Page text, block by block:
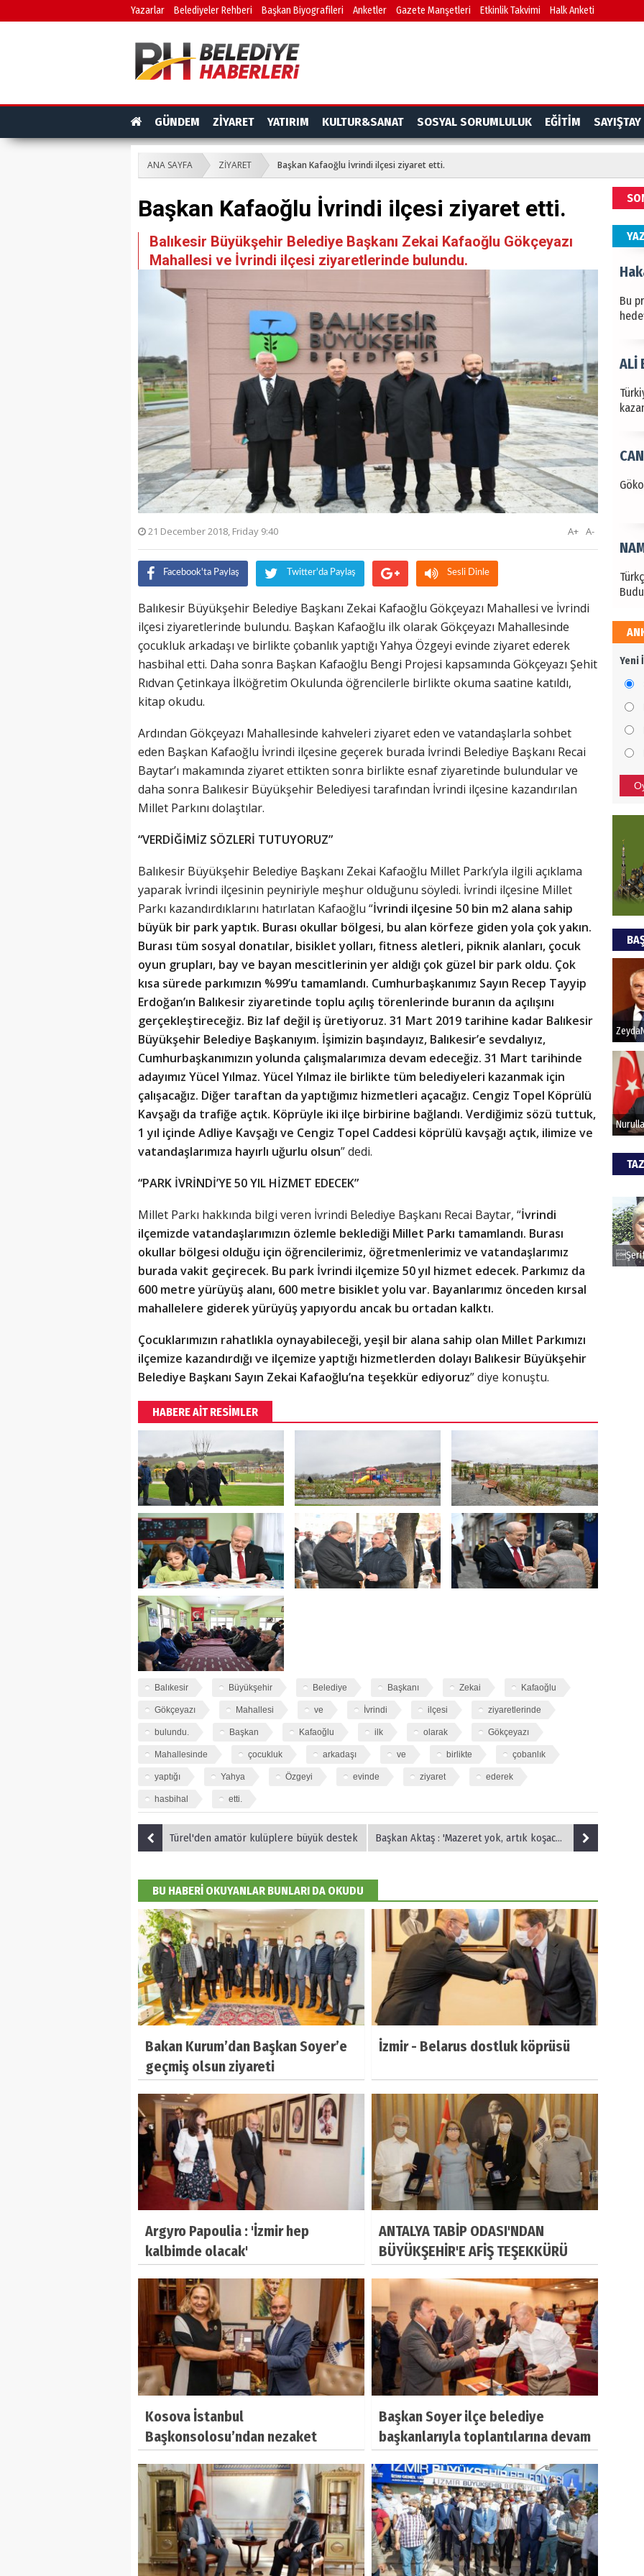
Yazarlar Belediyeler Rehberi Başkan Biyografileri Anketler Gazete Manşetleri Etkinlik Takvimi Halk Anketi
GÜNDEM ZİYARET YATIRIM KULTUR&SANAT SOSYAL SORUMLULUK EĞİTİM SAYIŞTAY
ANA SAYFA ZİYARET Başkan Kafaoğlu İvrindi ilçesi ziyaret etti.
Başkan Kafaoğlu İvrindi ilçesi ziyaret etti.
Balıkesir Büyükşehir Belediye Başkanı Zekai Kafaoğlu Gökçeyazı
Mahallesi ve İvrindi ilçesi ziyaretlerinde bulundu.
21 December 2018, Friday 9:40 A-
A+
Facebook'ta Paylaş Twitter'da Paylaş Sesli Dinle
Balıkesir Büyükşehir Belediye Başkanı Zekai Kafaoğlu Gökçeyazı Mahallesi ve İvrindi
ilçesi ziyaretlerinde bulundu. Başkan Kafaoğlu ilk olarak Gökçeyazı Mahallesinde
çocukluk arkadaşı ve birlikte çobanlık yaptığı Yahya Özgeyi evinde ziyaret ederek
hasbihal etti. Daha sonra Başkan Kafaoğlu Bengi Projesi kapsamında Gökçeyazı Şehit
Rıdvan Çetinkaya İlköğretim Okulunda öğrencilerle birlikte okuma saatine katıldı,
kitap okudu.
Ardından Gökçeyazı Mahallesinde kahveleri ziyaret eden ve vatandaşlarla sohbet
eden Başkan Kafaoğlu İvrindi ilçesine geçerek burada İvrindi Belediye Başkanı Recai
Baytar’ı makamında ziyaret ettikten sonra birlikte esnaf ziyaretinde bulundular ve
daha sonra Balıkesir Büyükşehir Belediyesi tarafından İvrindi ilçesine kazandırılan
Millet Parkını dolaştılar.
“VERDİĞİMİZ SÖZLERİ TUTUYORUZ”
Balıkesir Büyükşehir Belediye Başkanı Zekai Kafaoğlu Millet Parkı’yla ilgili açıklama
yaparak İvrindi ilçesinin peyniriyle meşhur olduğunu söyledi. İvrindi ilçesine Millet
Parkı kazandırdıklarını hatırlatan Kafaoğlu “İvrindi ilçesine 50 bin m2 alana sahip
büyük bir park yaptık. Burası okullar bölgesi, bu alan körfeze giden yola çok yakın.
Burası tüm sosyal donatılar, bisiklet yolları, fitness aletleri, piknik alanları, çocuk
oyun grupları, bay ve bayan mescitlerinin yer aldığı çok güzel bir park oldu. Çok
kısa sürede parkımızın %99’u tamamlandı. Cumhurbaşkanımız Sayın Recep Tayyip
Erdoğan’ın Balıkesir ziyaretinde toplu açılış törenlerinde buranın da açılışını
gerçekleştireceğiz. Biz laf değil iş üretiyoruz. 31 Mart 2019 tarihine kadar Balıkesir
Büyükşehir Belediye Başkanıyım. İşimizin başındayız, Balıkesir’e sevdalıyız,
Cumhurbaşkanımızın yolunda çalışmalarımıza devam edeceğiz. 31 Mart tarihinde
adayımız Yücel Yılmaz. Yücel Yılmaz ile birlikte tüm belediyeleri kazanmak için
çalışacağız. Diğer taraftan da yaptığımız hizmetleri açacağız. Cengiz Topel Köprülü
Kavşağı da trafiğe açtık. Köprüyle iki ilçe birbirine bağlandı. Verdiğimiz sözü tuttuk,
1 yıl içinde Adliye Kavşağı ve Cengiz Topel Caddesi köprülü kavşağı açtık, ilimize ve
vatandaşlarımıza hayırlı uğurlu olsun” dedi.
“PARK İVRİNDİ’YE 50 YIL HİZMET EDECEK”
Millet Parkı hakkında bilgi veren İvrindi Belediye Başkanı Recai Baytar, “İvrindi
ilçemizde vatandaşlarımızın özlemle beklediği Millet Parkı tamamlandı. Burası
okullar bölgesi olduğu için öğrencilerimiz, öğretmenlerimiz ve vatandaşlarımız
burada vakit geçirecek. Bu park İvrindi ilçemize 50 yıl hizmet edecek. Parkımız da
600 metre yürüyüş alanı, 600 metre bisiklet yolu var. Bayanlarımız önceden kırsal
mahallelere giderek yürüyüş yapıyordu ancak bu ortadan kalktı.
Çocuklarımızın rahatlıkla oynayabileceği, yeşil bir alana sahip olan Millet Parkımızı
ilçemize kazandırdığı ve ilçemize yaptığı hizmetlerden dolayı Balıkesir Büyükşehir
Belediye Başkanı Sayın Zekai Kafaoğlu’na teşekkür ediyoruz” diye konuştu.
HABERE AİT RESİMLER
Balıkesir Büyükşehir Belediye Başkanı Zekai Kafaoğlu
Gökçeyazı Mahallesi ve İvrindi ilçesi ziyaretlerinde
bulundu. Başkan Kafaoğlu ilk olarak Gökçeyazı
Mahallesinde çocukluk arkadaşı ve birlikte çobanlık
yaptığı Yahya Özgeyi evinde ziyaret ederek
hasbihal etti.
Türel'den amatör kulüplere büyük destek Başkan Aktaş : 'Mazeret yok, artık koşacağız'
BU HABERİ OKUYANLAR BUNLARI DA OKUDU
Bakan Kurum’dan Başkan Soyer’e
geçmiş olsun ziyareti
İzmir - Belarus dostluk köprüsü
Argyro Papoulia : 'İzmir hep
kalbimde olacak'
ANTALYA TABİP ODASI'NDAN
BÜYÜKŞEHİR'E AFİŞ TEŞEKKÜRÜ
Kosova İstanbul
Başkonsolosu’ndan nezaket
Başkan Soyer ilçe belediye
başkanlarıyla toplantılarına devam
Bu
ALİ
Bu
Yeni